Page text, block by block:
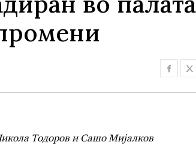
Тодоров и Сашо Мијалков